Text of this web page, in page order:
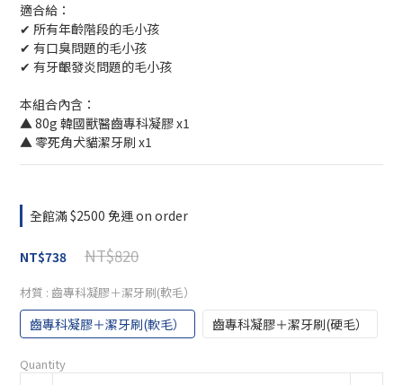
適合給：
✔ 所有年齡階段的毛小孩
✔ 有口臭問題的毛小孩
✔ 有牙齦發炎問題的毛小孩
本組合內含：
▲ 80g 韓國獸醫齒專科凝膠 x1
▲ 零死角犬貓潔牙刷 x1
全館滿 $2500 免運 on order
NT$820
NT$738
材質 : 齒專科凝膠＋潔牙刷(軟毛）
齒專科凝膠＋潔牙刷(軟毛） 齒專科凝膠＋潔牙刷(硬毛）
Quantity